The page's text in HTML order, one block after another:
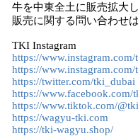
牛を中東全土に販売拡大
販売に関する問い合わせ
TKI Instagram
https://
https://
https://twitter.com/tki_dubai
https://www.facebook.com/
https://www.tiktok.com/
https://wagyu-tki.com
https://tki-wagyu.shop/